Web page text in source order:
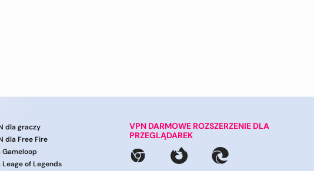
dla graczy
dla Free Fire
Gameloop
of Legends
VPN DARMOWE ROZSZERZENIE DLA
PRZEGLĄDAREK